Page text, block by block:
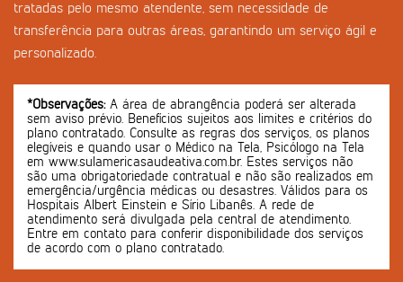
tratadas pelo mesmo atendente, sem necessidade de
transferência para outras áreas, garantindo um serviço ágil e
personalizado.
*Observações:A área de abrangência poderá ser alterada
sem aviso prévio. Benefícios sujeitos aos limites e critérios do
plano contratado. Consulte as regras dos serviços, os planos
elegíveis e quando usar o Médico na Tela, Psicólogo na Tela
em www.sulamericasaudeativa.com.br. Estes serviços não
são uma obrigatoriedade contratual e não são realizados em
emergência/urgência médicas ou desastres. Válidos para os
Hospitais Albert Einstein e Sírio Libanês. A rede de
atendimento será divulgada pela central de atendimento.
Entre em contato para conferir disponibilidade dos serviços
de acordo com o plano contratado.